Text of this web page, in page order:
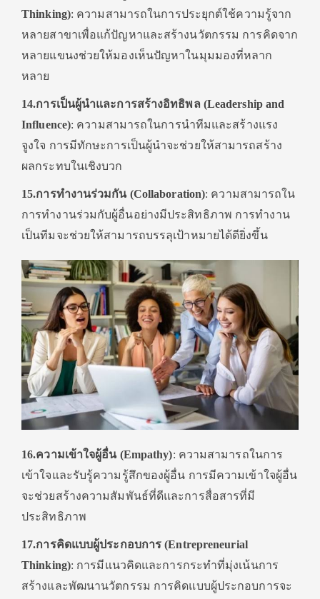
Thinking): ความสามารถในการประยุกต์ใช้ความรู้จาก
หลายสาขาเพื่อแก้ปัญหาและสร้างนวัตกรรม การคิดจาก
หลายแขนงช่วยให้มองเห็นปัญหาในมุมมองที่หลาก
หลาย
14.การเป็นผู้นำและการสร้างอิทธิพล (Leadership and
Influence): ความสามารถในการนำทีมและสร้างแรง
จูงใจ การมีทักษะการเป็นผู้นำจะช่วยให้สามารถสร้าง
ผลกระทบในเชิงบวก
15.การทำงานร่วมกัน (Collaboration): ความสามารถใน
การทำงานร่วมกับผู้อื่นอย่างมีประสิทธิภาพ การทำงาน
เป็นทีมจะช่วยให้สามารถบรรลุเป้าหมายได้ดียิ่งขึ้น
16.ความเข้าใจผู้อื่น (Empathy): ความสามารถในการ
เข้าใจและรับรู้ความรู้สึกของผู้อื่น การมีความเข้าใจผู้อื่น
จะช่วยสร้างความสัมพันธ์ที่ดีและการสื่อสารที่มี
ประสิทธิภาพ
17.การคิดแบบผู้ประกอบการ (Entrepreneurial
Thinking): การมีแนวคิดและการกระทำที่มุ่งเน้นการ
สร้างและพัฒนานวัตกรรม การคิดแบบผู้ประกอบการจะ